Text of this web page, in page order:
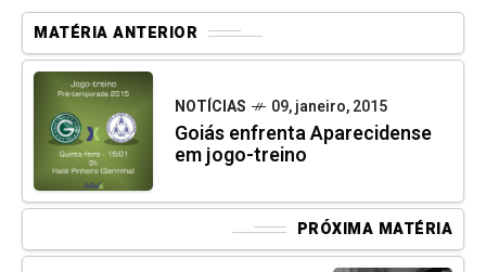
MATÉRIA ANTERIOR
NOTÍCIAS 09, janeiro, 2015
Goiás enfrenta Aparecidense
em jogo-treino
PRÓXIMA MATÉRIA